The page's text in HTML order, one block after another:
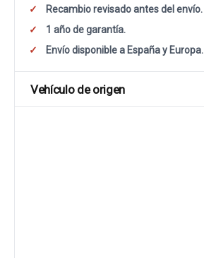
Recambio revisado antes del envío.
1 año de garantía.
Envío disponible a España y Europa.
Vehículo de origen